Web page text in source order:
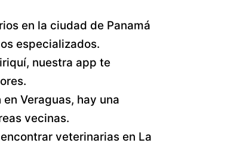
en la ciudad de Panamá
especializados.
nuestra app te
Veraguas, hay una
vecinas.
veterinarias en La